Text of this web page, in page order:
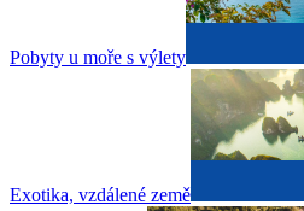
Pobyty u moře s výlety
Exotika, vzdálené země